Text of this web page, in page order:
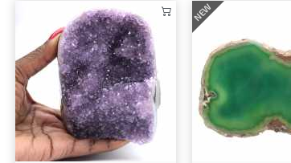
NEW